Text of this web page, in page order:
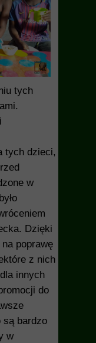
tych
tych dzieci,
w
Dzięki
poprawę
z nich
innych
do
są bardzo
w